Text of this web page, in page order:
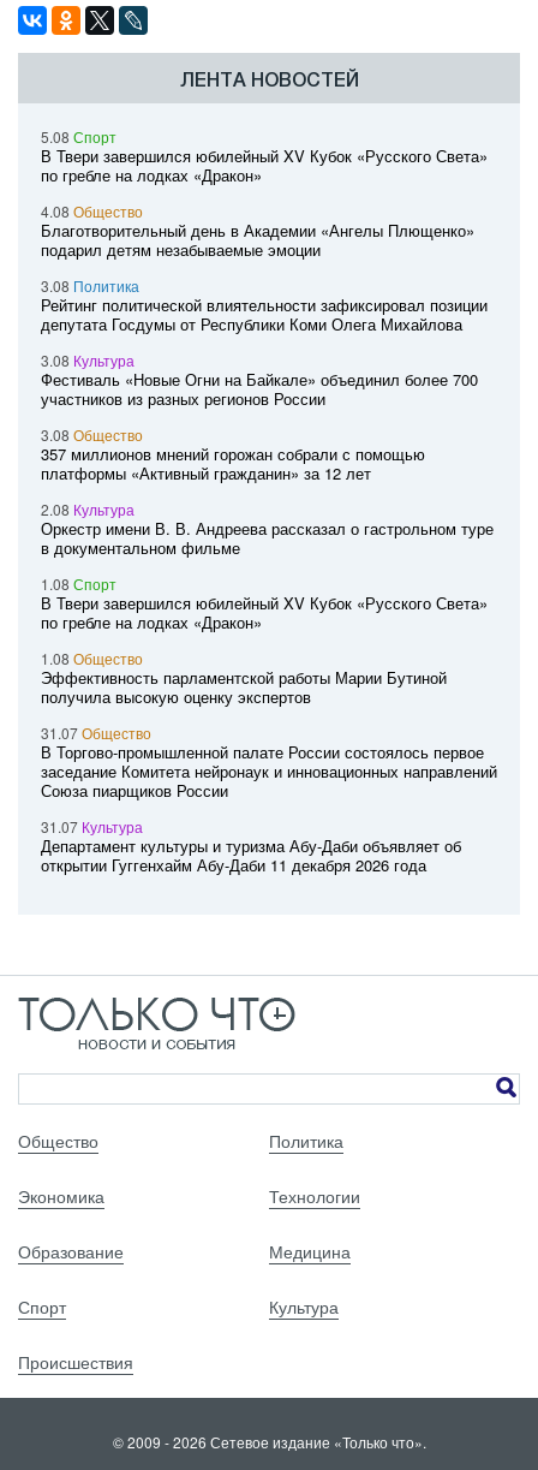
ЛЕНТА НОВОСТЕЙ
5.08 Спорт
В Твери завершился юбилейный XV Кубок «Русского Света»
по гребле на лодках «Дракон»
4.08 Общество
Благотворительный день в Академии «Ангелы Плющенко»
подарил детям незабываемые эмоции
3.08 Политика
Рейтинг политической влиятельности зафиксировал позиции
депутата Госдумы от Республики Коми Олега Михайлова
3.08 Культура
Фестиваль «Новые Огни на Байкале» объединил более 700
участников из разных регионов России
3.08 Общество
357 миллионов мнений горожан собрали с помощью
платформы «Активный гражданин» за 12 лет
2.08 Культура
Оркестр имени В. В. Андреева рассказал о гастрольном туре
в документальном фильме
1.08 Спорт
В Твери завершился юбилейный XV Кубок «Русского Света»
по гребле на лодках «Дракон»
1.08 Общество
Эффективность парламентской работы Марии Бутиной
получила высокую оценку экспертов
31.07Общество
В Торгово-промышленной палате России состоялось первое
заседание Комитета нейронаук и инновационных направлений
Союза пиарщиков России
31.07 Культура
Департамент культуры и туризма Абу-Даби объявляет об
открытии Гуггенхайм Абу-Даби 11 декабря 2026 года
Общество Политика
Экономика Технологии
Образование Медицина
Спорт Культура
Происшествия
© 2009 - 2026 Сетевое издание «Только что».